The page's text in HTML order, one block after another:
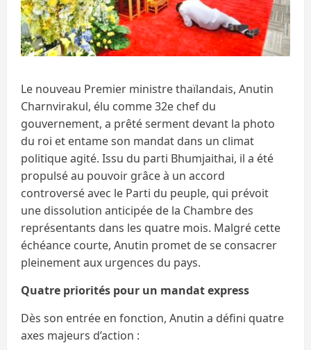
Le nouveau Premier ministre thaïlandais, Anutin
Charnvirakul, élu comme 32e chef du
gouvernement, a prêté serment devant la photo
du roi et entame son mandat dans un climat
politique agité. Issu du parti Bhumjaithai, il a été
propulsé au pouvoir grâce à un accord
controversé avec le Parti du peuple, qui prévoit
une dissolution anticipée de la Chambre des
représentants dans les quatre mois. Malgré cette
échéance courte, Anutin promet de se consacrer
pleinement aux urgences du pays.
Quatre priorités pour un mandat express
Dès son entrée en fonction, Anutin a défini quatre
axes majeurs d’action :